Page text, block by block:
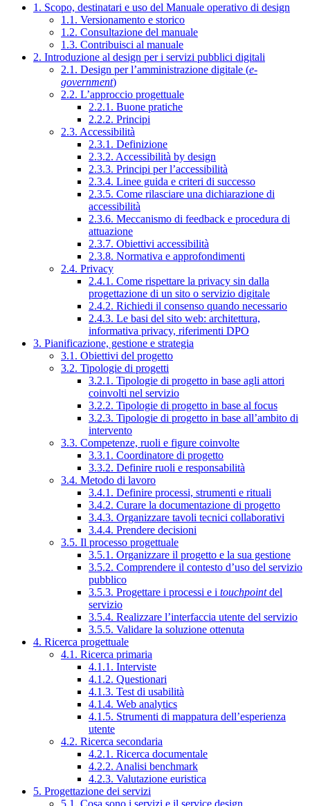
1. Scopo, destinatari e uso del Manuale operativo di design
1.1. Versionamento e storico
1.2. Consultazione del manuale
1.3. Contribuisci al manuale
2. Introduzione al design per i servizi pubblici digitali
2.1. Design per l’amministrazione digitale (e-
government)
2.2. L’approccio progettuale
2.2.1. Buone pratiche
2.2.2. Principi
2.3. Accessibilità
2.3.1. Definizione
2.3.2. Accessibilità by design
2.3.3. Principi per l’accessibilità
2.3.4. Linee guida e criteri di successo
2.3.5. Come rilasciare una dichiarazione di
accessibilità
2.3.6. Meccanismo di feedback e procedura di
attuazione
2.3.7. Obiettivi accessibilità
2.3.8. Normativa e approfondimenti
2.4. Privacy
2.4.1. Come rispettare la privacy sin dalla
progettazione di un sito o servizio digitale
2.4.2. Richiedi il consenso quando necessario
2.4.3. Le basi del sito web: architettura,
informativa privacy, riferimenti DPO
3. Pianificazione, gestione e strategia
3.1. Obiettivi del progetto
3.2. Tipologie di progetti
3.2.1. Tipologie di progetto in base agli attori
coinvolti nel servizio
3.2.2. Tipologie di progetto in base al focus
3.2.3. Tipologie di progetto in base all’ambito di
intervento
3.3. Competenze, ruoli e figure coinvolte
3.3.1. Coordinatore di progetto
3.3.2. Definire ruoli e responsabilità
3.4. Metodo di lavoro
3.4.1. Definire processi, strumenti e rituali
3.4.2. Curare la documentazione di progetto
3.4.3. Organizzare tavoli tecnici collaborativi
3.4.4. Prendere decisioni
3.5. Il processo progettuale
3.5.1. Organizzare il progetto e la sua gestione
3.5.2. Comprendere il contesto d’uso del servizio
pubblico
3.5.3. Progettare i processi e i touchpointdel
servizio
3.5.4. Realizzare l’interfaccia utente del servizio
3.5.5. Validare la soluzione ottenuta
4. Ricerca progettuale
4.1. Ricerca primaria
4.1.1. Interviste
4.1.2. Questionari
4.1.3. Test di usabilità
4.1.4. Web analytics
4.1.5. Strumenti di mappatura dell’esperienza
utente
4.2. Ricerca secondaria
4.2.1. Ricerca documentale
4.2.2. Analisi benchmark
4.2.3. Valutazione euristica
5. Progettazione dei servizi
5.1. Cosa sono i servizi e il service design